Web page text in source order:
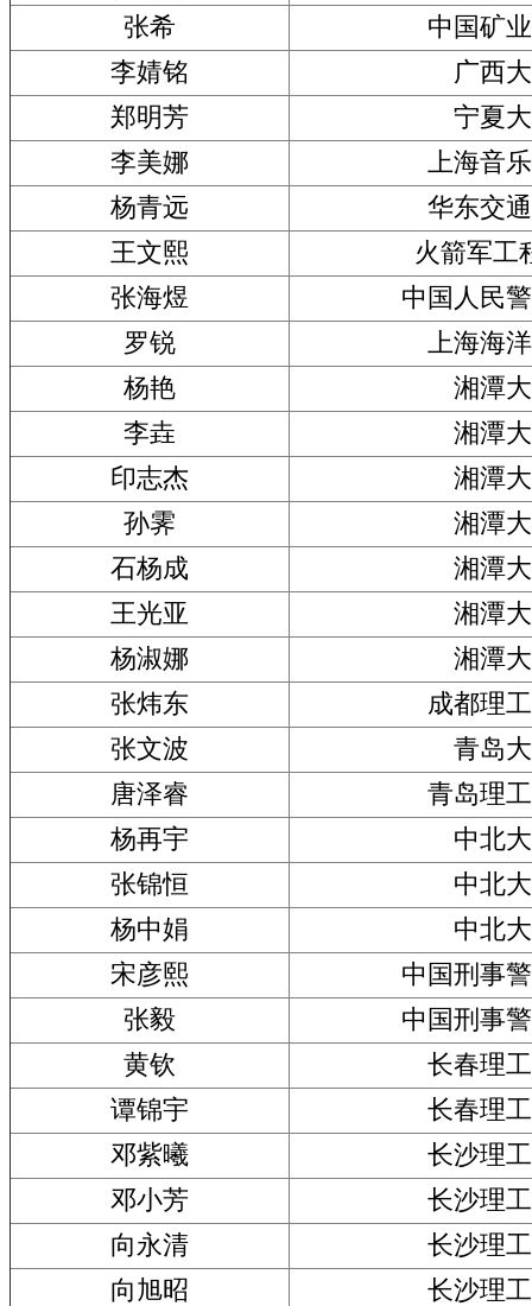
张希
中国矿
李婧铭
广西
郑明芳
宁夏
李美娜
上海音
杨青远
华东交
王文熙
火箭军工
张海煜
中国人民
罗锐
上海海
杨艳
湘潭
李垚
湘潭
印志杰
湘潭
孙霁
湘潭
石杨成
湘潭
王光亚
湘潭
杨淑娜
湘潭
张炜东
成都理
张文波
青岛
唐泽睿
青岛理
杨再宇
中北
张锦恒
中北
杨中娟
中北
宋彦熙
中国刑事
张毅
中国刑事
黄钦
长春理
谭锦宇
长春理
邓紫曦
长沙理
邓小芳
长沙理
向永清
长沙理
向旭昭
长沙理